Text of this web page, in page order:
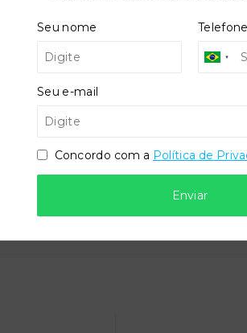
Portaria
Seu nome Telefone
Seu e-mail
Concordo com a Política de
Enviar